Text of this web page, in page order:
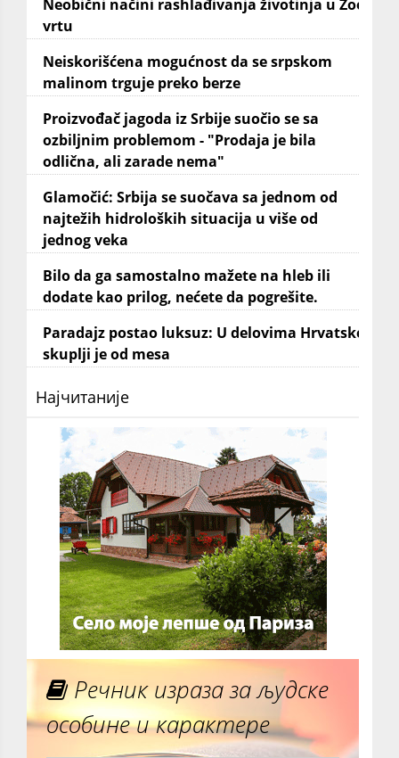
Neobični načini rashlađivanja životinja u Zoo
vrtu
Neiskorišćena mogućnost da se srpskom
malinom trguje preko berze
Proizvođač jagoda iz Srbije suočio se sa
ozbiljnim problemom - "Prodaja je bila
odlična, ali zarade nema"
Glamočić: Srbija se suočava sa jednom od
najtežih hidroloških situacija u više od
jednog veka
Bilo da ga samostalno mažete na hleb ili
dodate kao prilog, nećete da pogrešite.
Paradajz postao luksuz: U delovima Hrvatske
skuplji je od mesa
Најчитаније
Речник израза за људске
особине и карактере